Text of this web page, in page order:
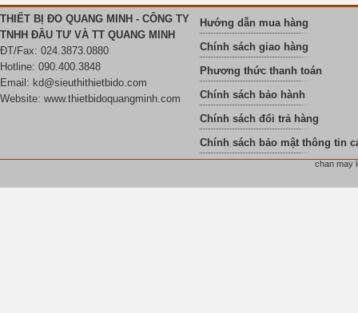
THIẾT BỊ ĐO QUANG MINH - CÔNG TY
TNHH ĐẦU TƯ VÀ TT QUANG MINH
ĐT/Fax: 024.3873.0880
Hotline: 090.400.3848
Email: kd@sieuthithietbido.com
Website: www.thietbidoquangminh.com
Hướng dẫn mua hàng
Chính sách giao hàng
Phương thức thanh toán
Chính sách bảo hành
Chính sách đổi trả hàng
Chính sách bảo mật thông tin
chan may